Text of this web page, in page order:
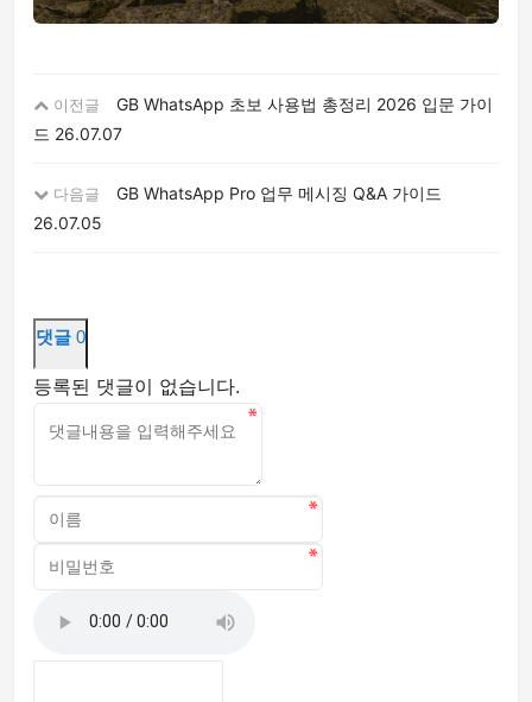
이전글
GB WhatsApp 초보 사용법 총정리 2026 입문 가이
드 26.07.07
다음글
GB WhatsApp Pro 업무 메시징 Q&A 가이드
26.07.05
댓글 0
등록된 댓글이 없습니다.